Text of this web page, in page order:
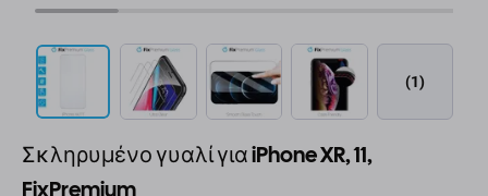
(1)
Σκληρυμένο γυαλί για iPhone XR, 11,
FixPremium